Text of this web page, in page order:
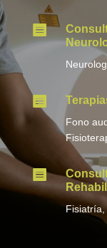


Fono
